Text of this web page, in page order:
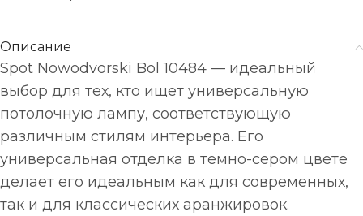
Описание
Spot Nowodvorski Bol 10484 — идеальный
выбор для тех, кто ищет универсальную
потолочную лампу, соответствующую
различным стилям интерьера. Его
универсальная отделка в темно-сером цвете
делает его идеальным как для современных,
так и для классических аранжировок.